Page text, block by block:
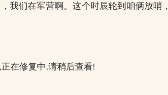
我们在军营啊。这个时辰轮到咱俩放哨
在修复中,请稍后查看!